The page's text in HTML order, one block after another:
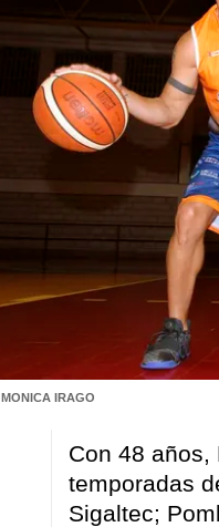
MONICA IRAGO
Con 48 años,
temporadas
Sigaltec;